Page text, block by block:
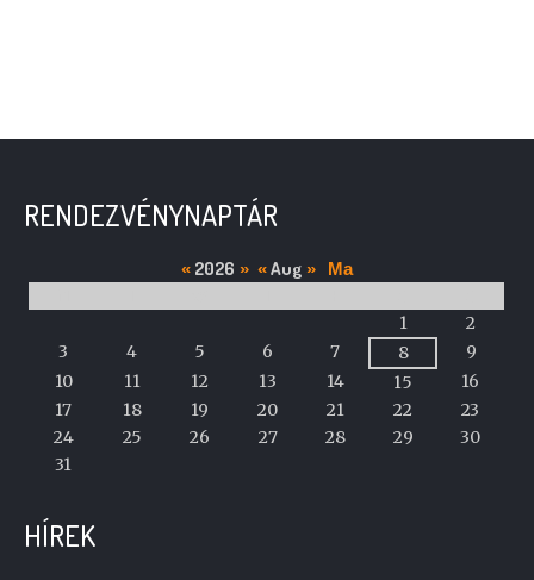
RENDEZVÉNYNAPTÁR
calendar
events
« 2026 » « Aug » Ma
1
2
3
4 5 6 7 8
9
10
11 12 13 14 15
16
17
18 19 20 21 22
23
24
25 26 27 28 29
30
31
HÍREK